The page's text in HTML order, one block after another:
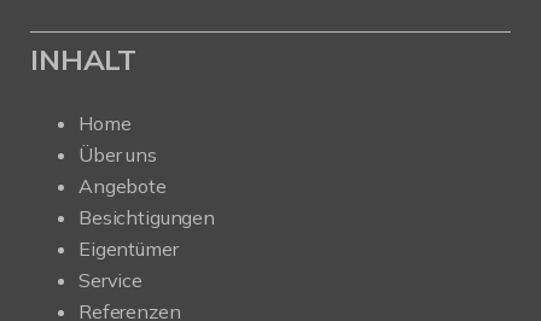
INHALT
Home
Über uns
Angebote
Besichtigungen
Eigentümer
Service
Referenzen